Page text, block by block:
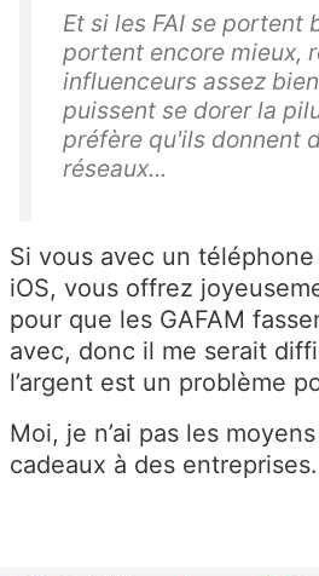
Et si les FAI se portent
portent encore mieux,
influenceurs assez
puissent se dorer la
préfère qu'ils donnent
réseaux...
Si vous avec un
iOS, vous offrez
pour que les GAFAM
avec, donc il me serait
l’argent est un problème
Moi, je n’ai pas les
cadeaux à des entreprises.